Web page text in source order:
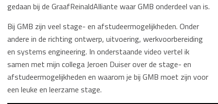
gedaan bij de GraafReinaldAlliante waar GMB onderdeel van is.
Bij GMB zijn veel stage- en afstudeermogelijkheden. Onder
andere in de richting ontwerp, uitvoering, werkvoorbereiding
en systems engineering. In onderstaande video vertel ik
samen met mijn collega Jeroen Duiser over de stage- en
afstudeermogelijkheden en waarom je bij GMB moet zijn voor
een leuke en leerzame stage.